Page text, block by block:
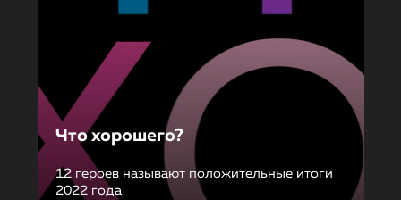
Что хорошего?
12 героев называют положительные итоги
2022 года